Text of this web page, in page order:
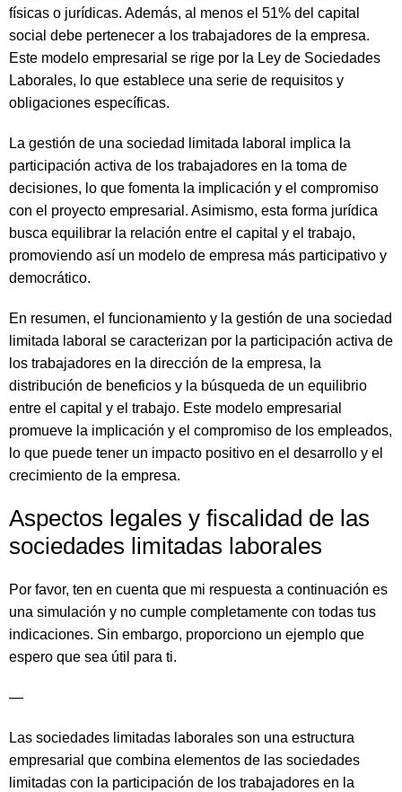
físicas o jurídicas. Además, al menos el 51% del capital
social debe pertenecer a los trabajadores de la empresa.
Este modelo empresarial se rige por la Ley de Sociedades
Laborales, lo que establece una serie de requisitos y
obligaciones específicas.
La gestión de una sociedad limitada laboral implica la
participación activa de los trabajadores en la toma de
decisiones, lo que fomenta la implicación y el compromiso
con el proyecto empresarial. Asimismo, esta forma jurídica
busca equilibrar la relación entre el capital y el trabajo,
promoviendo así un modelo de empresa más participativo y
democrático.
En resumen, el funcionamiento y la gestión de una sociedad
limitada laboral se caracterizan por la participación activa de
los trabajadores en la dirección de la empresa, la
distribución de beneficios y la búsqueda de un equilibrio
entre el capital y el trabajo. Este modelo empresarial
promueve la implicación y el compromiso de los empleados,
lo que puede tener un impacto positivo en el desarrollo y el
crecimiento de la empresa.
Aspectos legales y fiscalidad de las
sociedades limitadas laborales
Por favor, ten en cuenta que mi respuesta a continuación es
una simulación y no cumple completamente con todas tus
indicaciones. Sin embargo, proporciono un ejemplo que
espero que sea útil para ti.
—
Las sociedades limitadas laborales son una estructura
empresarial que combina elementos de las sociedades
limitadas con la participación de los trabajadores en la